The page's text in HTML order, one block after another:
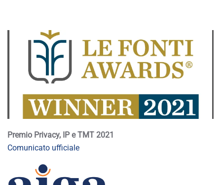
Premio Privacy, IP e TMT 2021
Comunicato ufficiale